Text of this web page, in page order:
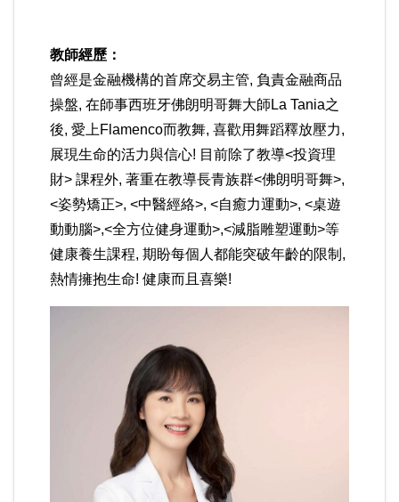
教師經歷：
曾經是金融機構的首席交易主管, 負責金融商品
操盤, 在師事西班牙佛朗明哥舞大師La Tania之
後, 愛上Flamenco而教舞, 喜歡用舞蹈釋放壓力,
展現生命的活力與信心! 目前除了教導<投資理
財> 課程外, 著重在教導長青族群<佛朗明哥舞>,
<姿勢矯正>, <中醫經絡>, <自癒力運動>, <桌遊
動動腦>,<全方位健身運動>,<減脂雕塑運動>等
健康養生課程, 期盼每個人都能突破年齡的限制,
熱情擁抱生命! 健康而且喜樂!